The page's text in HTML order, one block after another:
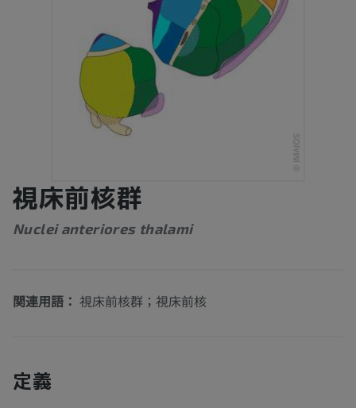
視床前核群
Nuclei anteriores thalami
関連用語： 視床前核群；視床前核
定義